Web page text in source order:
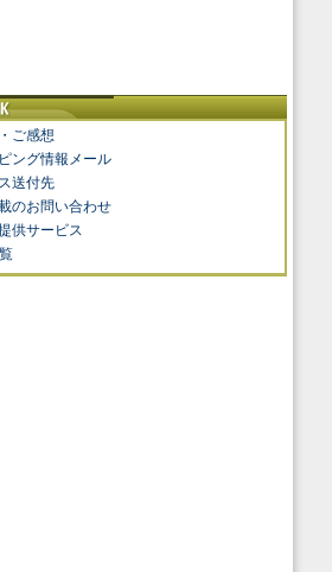
ご感想
ング情報メール
送付先
のお問い合わせ
供サービス